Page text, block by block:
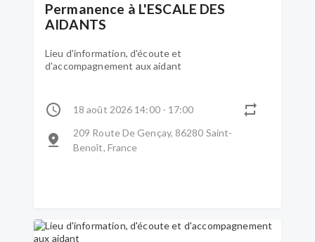
Permanence à L'ESCALE DES
AIDANTS
Lieu d'information, d'écoute et
d'accompagnement aux aidant
18 août 2026 14:00 - 17:00
209 Route De Gençay, 86280 Saint-
Benoît, France